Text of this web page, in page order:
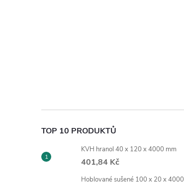
TOP 10 PRODUKTŮ
KVH hranol 40 x 120 x 4000 mm
401,84 Kč
Hoblované sušené 100 x 20 x 4000